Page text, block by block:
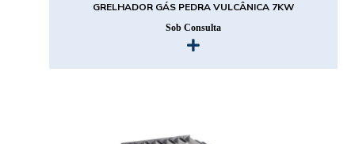
GRELHADOR GÁS PEDRA VULCÂNICA 7KW
Sob Consulta